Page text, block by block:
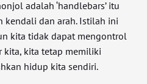
adalah ‘handlebars’ itu
kendali dan arah. Istilah ini
kita tidak dapat mengontrol
kita, kita tetap memiliki
hidup kita sendiri.